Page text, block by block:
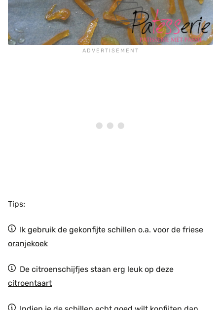
Tips:
Ik gebruik de gekonfijte schillen o.a. voor de friese
oranjekoek
De citroenschijfjes staan erg leuk op deze
citroentaart